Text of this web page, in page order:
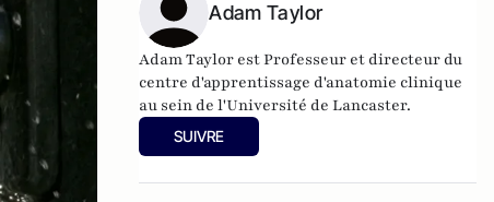
Adam Taylor
Adam Taylor est Professeur et directeur du
centre d'apprentissage d'anatomie clinique
au sein de l'Université de Lancaster.
SUIVRE